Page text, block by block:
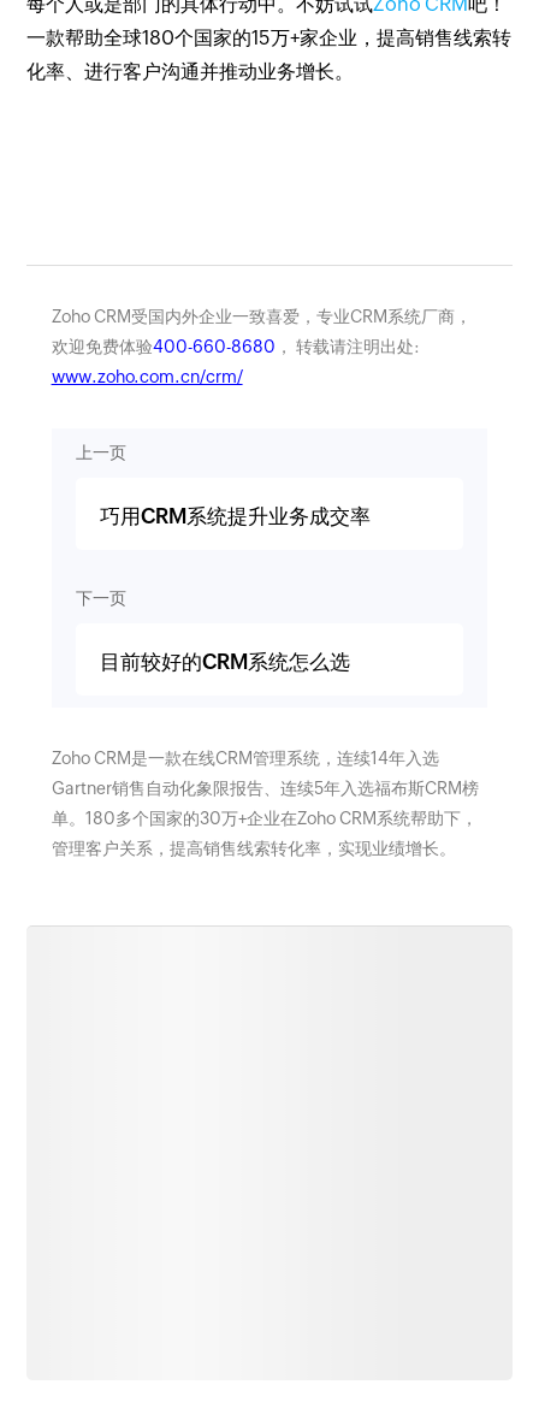
一款帮助全球180个国家的15万+家企业，提高销售线索转
化率、进行客户沟通并推动业务增长。
Zoho CRM受国内外企业一致喜爱，专业CRM系统厂商，
欢迎免费体验400-660-8680 ， 转载请注明出处:
www.zoho.com.cn/crm/
上一页
巧用CRM系统提升业务成交率
下一页
目前较好的CRM系统怎么选
Zoho CRM是一款在线CRM管理系统，连续14年入选
Gartner销售自动化象限报告、连续5年入选福布斯CRM榜
单。180多个国家的30万+企业在Zoho CRM系统帮助下，
管理客户关系，提高销售线索转化率，实现业绩增长。